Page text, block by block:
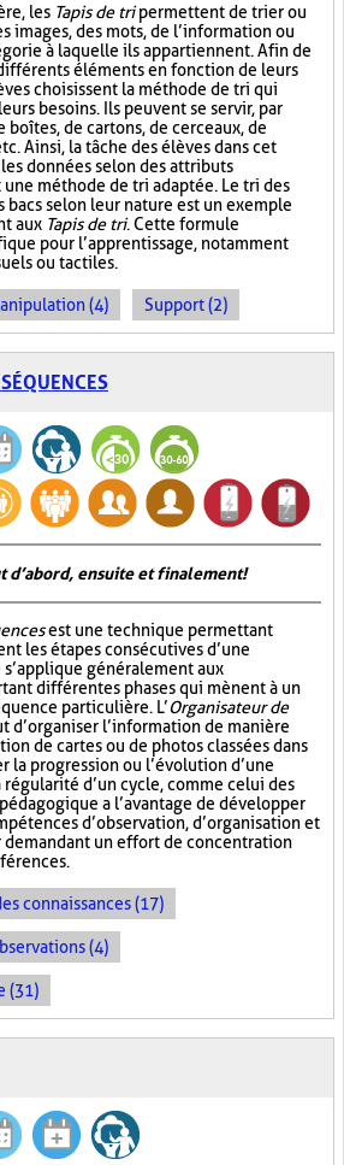
les Tapis de tripermettent de trier ou
images, des mots, de l’information ou
à laquelle ils appartiennent. Afin de
éléments en fonction de leurs
choisissent la méthode de tri qui
besoins. Ils peuvent se servir, par
boîtes, de cartons, de cerceaux, de
Ainsi, la tâche des élèves dans cet
données selon des attributs
méthode de tri adaptée. Le tri des
selon leur nature est un exemple
aux Tapis de tri. Cette formule
pour l’apprentissage, notamment
ou tactiles.
(4) Support (2)
d’abord, ensuite et finalement!
est une technique permettant
les étapes consécutives d’une
généralement aux
différentes phases qui mènent à un
particulière. L’Organisateur de
d’organiser l’information de manière
de cartes ou de photos classées dans
la progression ou l’évolution d’une
d’un cycle, comme celui des
a l’avantage de développer
d’observation, d’organisation et
un effort de concentration
connaissances (17)
(4)
(31)